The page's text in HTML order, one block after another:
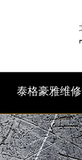
泰格豪雅维